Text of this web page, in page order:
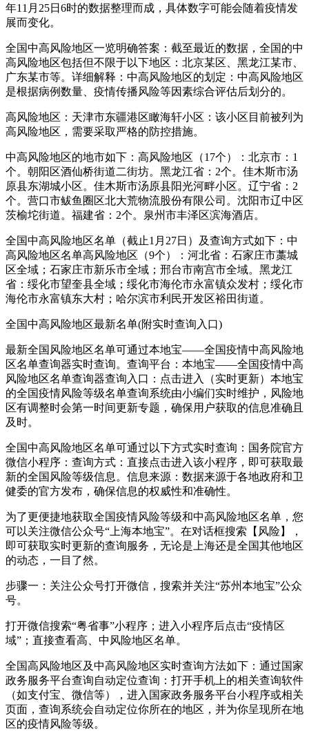
年11月25日6时的数据整理而成，具体数字可能会随着疫情发
展而变化。
全国中高风险地区一览明确答案：截至最近的数据，全国的中
高风险地区包括但不限于以下地区：北京某区、黑龙江某市、
广东某市等。详细解释：中高风险地区的划定：中高风险地区
是根据病例数量、疫情传播风险等因素综合评估后划分的。
高风险地区：天津市东疆港区瞰海轩小区：该小区目前被列为
高风险地区，需要采取严格的防控措施。
中高风险地区的地市如下：高风险地区（17个）：北京市：1
个。朝阳区酒仙桥街道二街坊。黑龙江省：2个。佳木斯市汤
原县东湖城小区。佳木斯市汤原县阳光河畔小区。辽宁省：2
个。营口市鲅鱼圈区北大荒物流股份有限公司。沈阳市辽中区
茨榆坨街道。福建省：2个。泉州市丰泽区滨海酒店。
全国中高风险地区名单（截止1月27日）及查询方式如下：中
高风险地区名单高风险地区（9个）：河北省：石家庄市藁城
区全域；石家庄市新乐市全域；邢台市南宫市全域。黑龙江
省：绥化市望奎县全域；绥化市海伦市永富镇众发村；绥化市
海伦市永富镇东大村；哈尔滨市利民开发区裕田街道。
全国中高风险地区最新名单(附实时查询入口)
最新全国风险地区名单可通过本地宝——全国疫情中高风险地
区名单查询器实时查询。查询平台：本地宝——全国疫情中高
风险地区名单查询器查询入口：点击进入（实时更新）本地宝
的全国疫情风险等级名单查询系统由小编们实时维护，风险地
区有调整时会第一时间更新专题，确保用户获取的信息准确且
及时。
全国中高风险地区名单可通过以下方式实时查询：国务院官方
微信小程序：查询方式：直接点击进入该小程序，即可获取最
新的全国风险等级信息。信息来源：数据来源于各地政府和卫
健委的官方发布，确保信息的权威性和准确性。
为了更便捷地获取全国疫情风险等级和中高风险地区名单，您
可以关注微信公众号“上海本地宝”。在对话框搜索【风险】，
即可获取实时更新的查询服务，无论是上海还是全国其他地区
的动态，一目了然。
步骤一：关注公众号打开微信，搜索并关注“苏州本地宝”公众
号。
打开微信搜索“粤省事”小程序；进入小程序后点击“疫情区
域”；直接查看高、中风险地区名单。
全国高风险地区及中高风险地区实时查询方法如下：通过国家
政务服务平台查询自动定位查询：打开手机上的相关查询软件
（如支付宝、微信等），进入国家政务服务平台小程序或相关
页面，查询系统会自动定位你所在的地区，并为你呈现所在地
区的疫情风险等级。